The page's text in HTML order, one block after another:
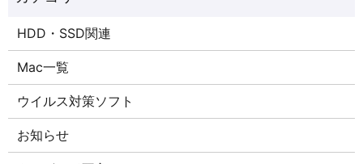
HDD・SSD関連
Mac一覧
ウイルス対策ソフト
お知らせ